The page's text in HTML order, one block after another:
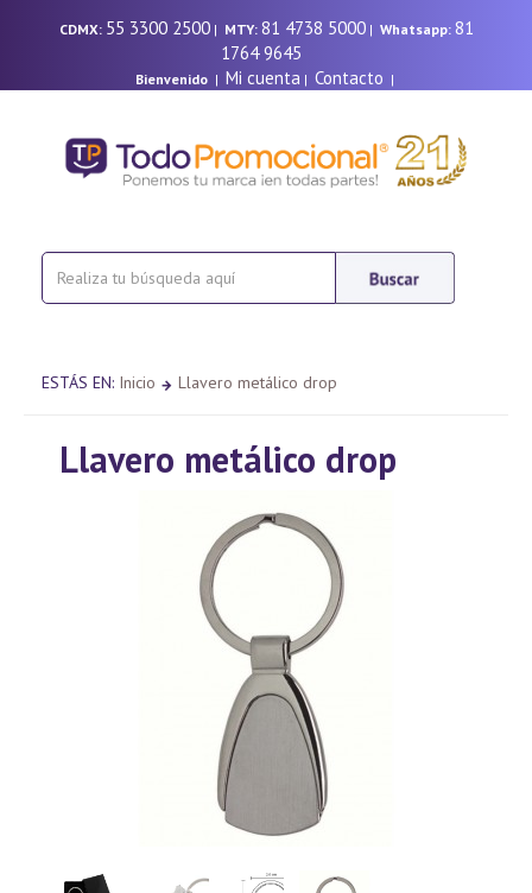
CDMX: 55 3300 2500| MTY: 81 4738 5000| Whatsapp: 81
1764 9645
Bienvenido| Mi cuenta | Contacto |
ESTÁS EN: Inicio Llavero metálico drop
Llavero metálico drop